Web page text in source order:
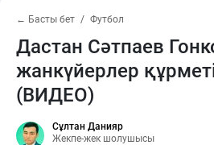
← Басты бет Футбол
Дастан Сәтпаев
жанкүйерлер
(ВИДЕО)
Сұлтан Данияр
Жекпе-жек шолушысы